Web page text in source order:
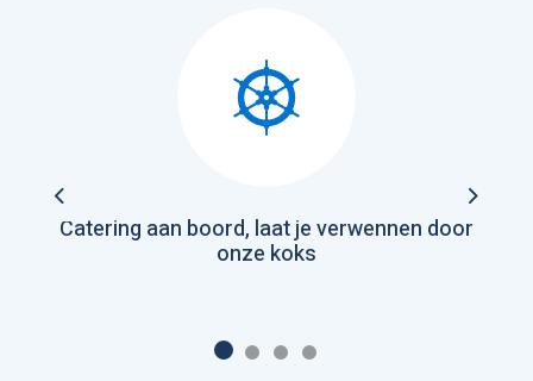
Previous
Catering aan boord, laat je verwennen door
onze koks
Next